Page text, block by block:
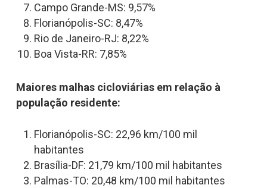
Campo Grande-MS: 9,57%
Florianópolis-SC: 8,47%
Rio de Janeiro-RJ: 8,22%
Boa Vista-RR: 7,85%
Maiores malhas cicloviárias em relação à
população residente:
Florianópolis-SC: 22,96 km/100 mil
habitantes
Brasília-DF: 21,79 km/100 mil habitantes
Palmas-TO: 20,48 km/100 mil habitantes